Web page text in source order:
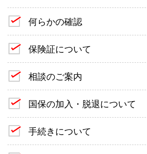
何らかの確認
保険証について
相談のご案内
国保の加入・脱退について
手続きについて